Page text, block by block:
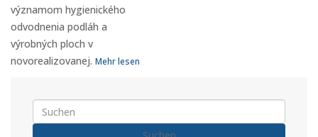
významom hygienického
odvodnenia podláh a
výrobných ploch v
novorealizovanej. Mehr lesen